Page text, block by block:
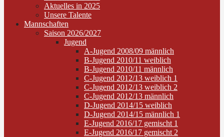
Aktuelles in 2025
Unsere Talente
Mannschaften
Saison 2026/2027
Jugend
A-Jugend 2008/09 männlich
B-Jugend 2010/11 weiblich
B-Jugend 2010/11 männlich
C-Jugend 2012/13 weiblich 1
C-Jugend 2012/13 weiblich 2
C-Jugend 2012/13 männlich
D-Jugend 2014/15 weiblich
D-Jugend 2014/15 männlich 1
E-Jugend 2016/17 gemischt 1
E-Jugend 2016/17 gemischt 2